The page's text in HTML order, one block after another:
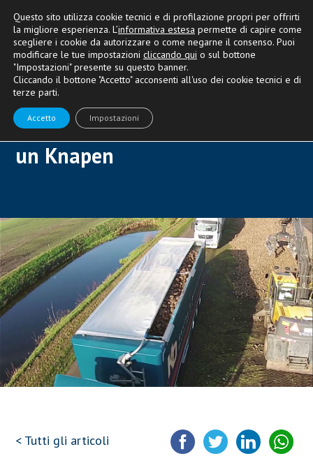
PROVA SU STRADA
Sicurezza e comfort
impareggiabili alla guida di
un Knapen
< Tutti gli articoli
Questo sito utilizza cookie tecnici e di profilazione propri per offrirti
la migliore esperienza. L’informativa estesa permette di capire come
scegliere i cookie da autorizzare o come negarne il consenso. Puoi
modificare le tue impostazioni cliccando qui o sul bottone
"Impostazioni" presente su questo banner.
Cliccando il bottone "Accetto" acconsenti all'uso dei cookie tecnici e di
terze parti.
Accetto Impostazioni